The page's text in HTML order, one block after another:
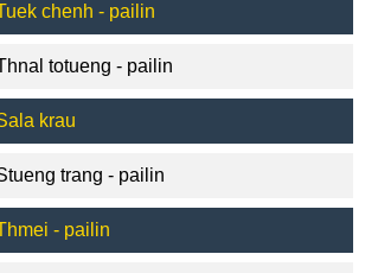
chenh - pailin
totueng - pailin
krau
trang - pailin
- pailin